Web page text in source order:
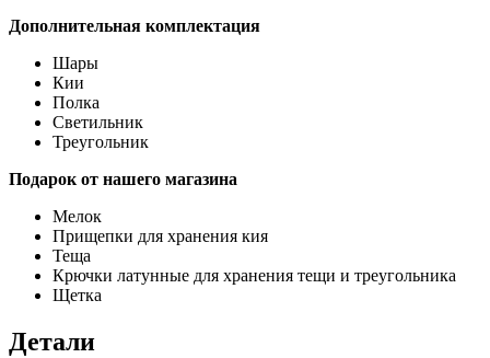
Дополнительная комплектация
Шары
Кии
Полка
Светильник
Треугольник
Подарок от нашего магазина
Мелок
Прищепки для хранения кия
Теща
Крючки латунные для хранения тещи и треугольника
Щетка
Детали